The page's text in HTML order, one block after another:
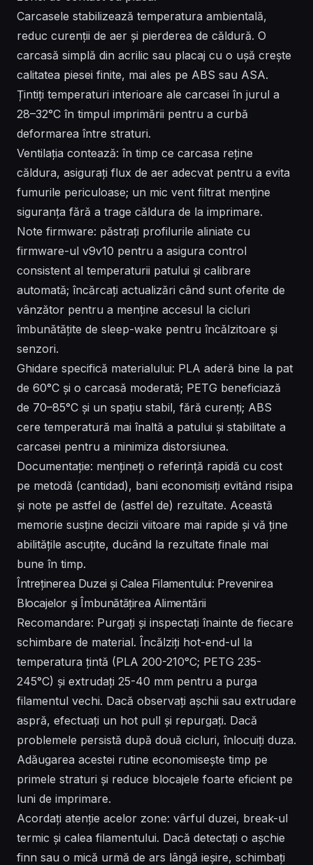
Carcasele stabilizează temperatura ambientală,
reduc curenții de aer și pierderea de căldură. O
carcasă simplă din acrilic sau placaj cu o ușă crește
calitatea piesei finite, mai ales pe ABS sau ASA.
Țintiți temperaturi interioare ale carcasei în jurul a
28–32°C în timpul imprimării pentru a curbă
deformarea între straturi.
Ventilația contează: în timp ce carcasa reține
căldura, asigurați flux de aer adecvat pentru a evita
fumurile periculoase; un mic vent filtrat menține
siguranța fără a trage căldura de la imprimare.
Note firmware: păstrați profilurile aliniate cu
firmware-ul v9v10 pentru a asigura control
consistent al temperaturii patului și calibrare
automată; încărcați actualizări când sunt oferite de
vânzător pentru a menține accesul la cicluri
îmbunătățite de sleep-wake pentru încălzitoare și
senzori.
Ghidare specifică materialului: PLA aderă bine la pat
de 60°C și o carcasă moderată; PETG beneficiază
de 70–85°C și un spațiu stabil, fără curenți; ABS
cere temperatură mai înaltă a patului și stabilitate a
carcasei pentru a minimiza distorsiunea.
Documentație: mențineți o referință rapidă cu cost
pe metodă (cantidad), bani economisiți evitând risipa
și note pe astfel de (astfel de) rezultate. Această
memorie susține decizii viitoare mai rapide și vă ține
abilitățile ascuțite, ducând la rezultate finale mai
bune în timp.
Întreținerea Duzei și Calea Filamentului: Prevenirea
Blocajelor și Îmbunătățirea Alimentării
Recomandare: Purgați și inspectați înainte de fiecare
schimbare de material. Încălziți hot-end-ul la
temperatura țintă (PLA 200-210°C; PETG 235-
245°C) și extrudați 25-40 mm pentru a purga
filamentul vechi. Dacă observați așchii sau extrudare
aspră, efectuați un hot pull și repurgați. Dacă
problemele persistă după două cicluri, înlocuiți duza.
Adăugarea acestei rutine economisește timp pe
primele straturi și reduce blocajele foarte eficient pe
luni de imprimare.
Acordați atenție acelor zone: vârful duzei, break-ul
termic și calea filamentului. Dacă detectați o așchie
finn sau o mică urmă de ars lângă ieșire, schimbați